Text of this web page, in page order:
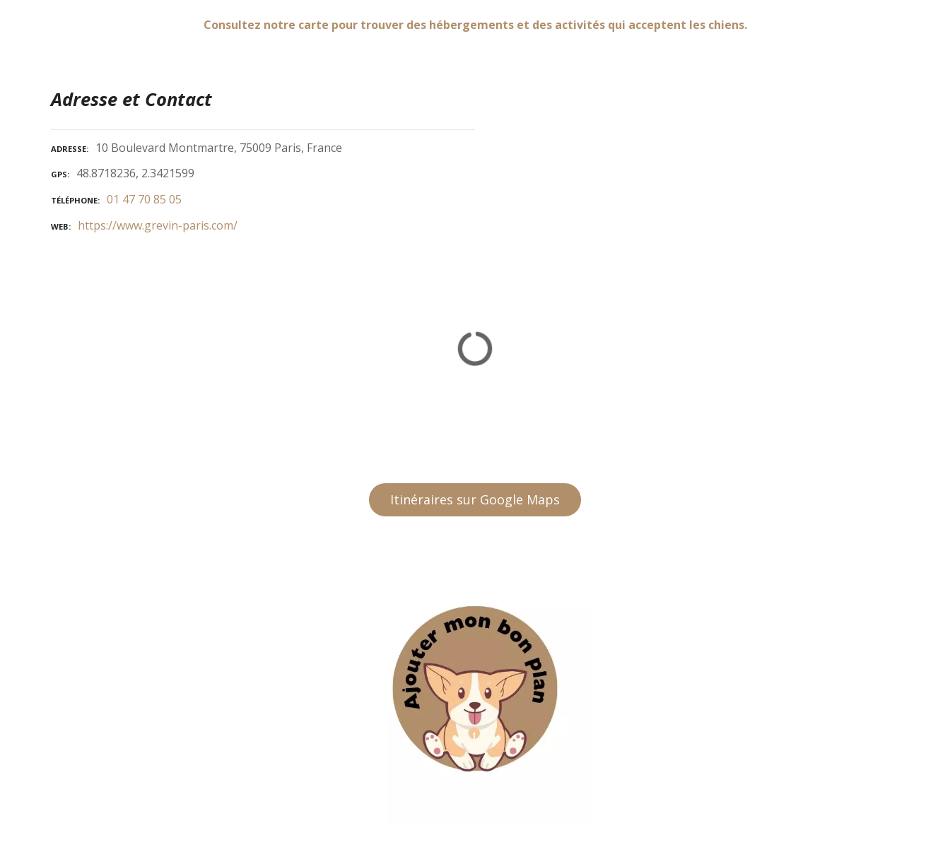
Consultez notre carte pour trouver des hébergements et des activités qui acceptent les chiens.
Adresse et Contact
ADRESSE 10 Boulevard Montmartre, 75009 Paris, France
GPS 48.8718236, 2.3421599
TÉLÉPHONE 01 47 70 85 05
WEB https://www.grevin-paris.com/
Itinéraires sur Google Maps